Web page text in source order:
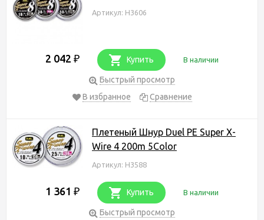
Артикул: H3606
2 042 ₽ Купить В наличии
Быстрый просмотр
В избранное
Сравнение
Плетеный Шнур Duel PE Super X-
Wire 4 200m 5Color
Артикул: H3588
1 361 ₽ Купить В наличии
Быстрый просмотр